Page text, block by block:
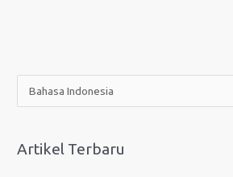
h
Artikel Terbaru